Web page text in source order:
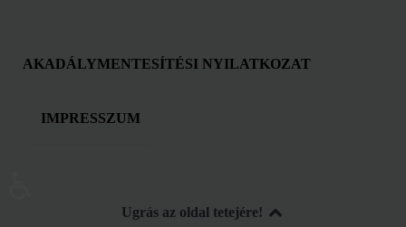
AKADÁLYMENTESÍTÉSI NYILATKOZAT
IMPRESSZUM
Ugrás az oldal tetejére!